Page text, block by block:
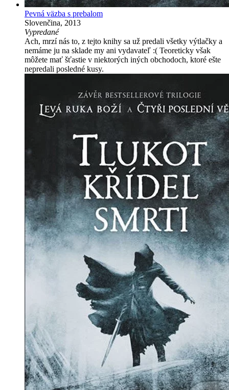
Pevná väzba s prebalom
Slovenčina, 2013
Vypredané
Ach, mrzí nás to, z tejto knihy sa už predali všetky výtlačky a
nemáme ju na sklade my ani vydavateľ :( Teoreticky však
môžete mať šťastie v niektorých iných obchodoch, ktoré ešte
nepredali posledné kusy.